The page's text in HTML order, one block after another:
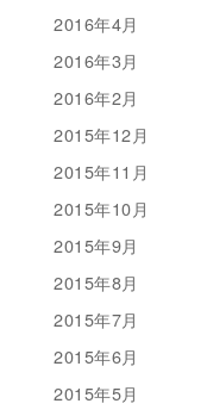
2016年4月
2016年3月
2016年2月
2015年12月
2015年11月
2015年10月
2015年9月
2015年8月
2015年7月
2015年6月
2015年5月